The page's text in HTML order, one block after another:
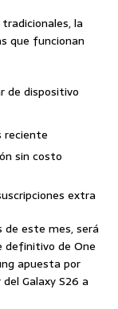
la
que funcionan
de dispositivo
reciente
sin costo
extra
de este mes, será
definitivo de One
apuesta por
Galaxy S26 a